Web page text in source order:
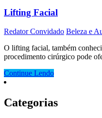
Lifting Facial
Redator Convidado Beleza e
O lifting facial, também
procedimento cirúrgico pode
Continue Lendo
Categorias